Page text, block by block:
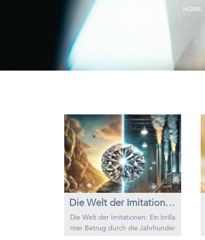
HOME
Die Welt der Imitationen: Ein brillanter Betrug durch die Jahrhunderte
Die Welt der Imitationen: Ein brilla
nter Betrug durch die Jahrhunder